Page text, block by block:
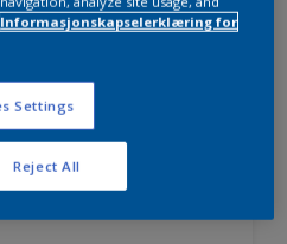
med god dekkevne
av og for profesjonelle
Informasjonskapselerklæring for
Settings
Reject All